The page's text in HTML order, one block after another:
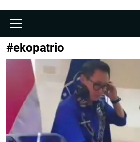
#ekopatrio